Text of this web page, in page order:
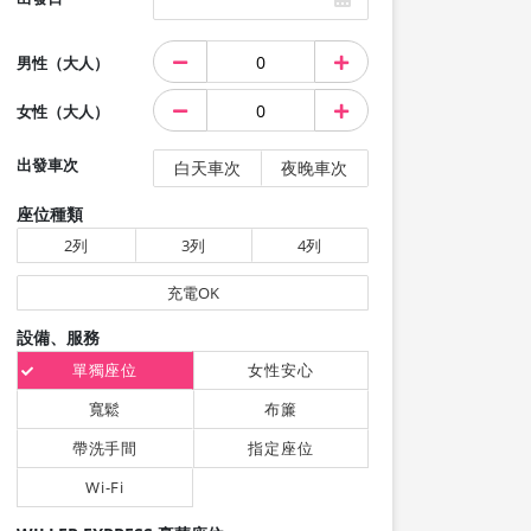
男性（大人）
女性（大人）
出發車次 白天車次 夜晚車次
座位種類
2列 3列 4列
充電OK
設備、服務
單獨座位
女性安心
寬鬆
布簾
帶洗手間
指定座位
Wi-Fi